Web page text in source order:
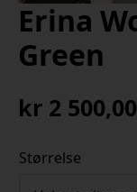
Erina
Green
kr 2 500,00
Størrelse